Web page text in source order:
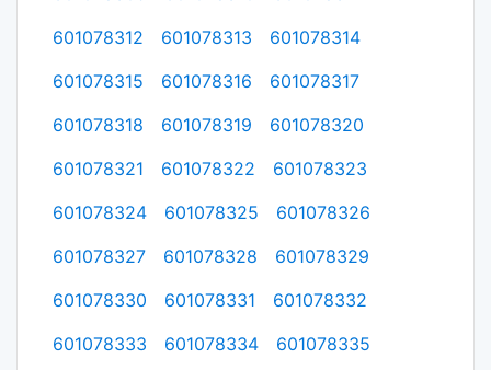
601078312
601078313
601078314
601078315
601078316
601078317
601078318
601078319
601078320
601078321
601078322
601078323
601078324
601078325
601078326
601078327
601078328
601078329
601078330
601078331
601078332
601078333
601078334
601078335